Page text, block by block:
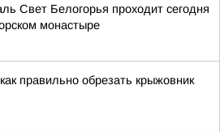
Свет Белогорья проходит сегодня
монастыре
правильно обрезать крыжовник